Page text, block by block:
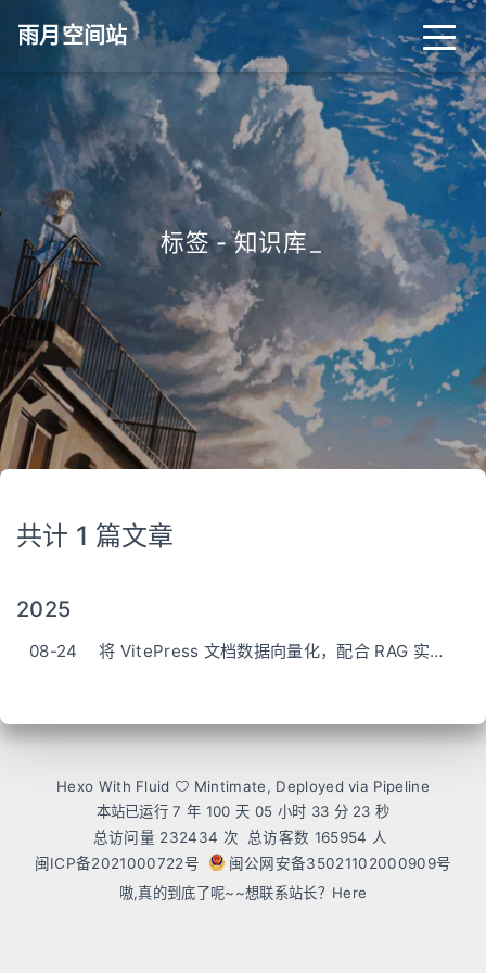
雨月空间站
标签 - 知识库_
共计 1 篇文章
2025
08-24 将 VitePress 文档数据向量化，配合 RAG 实现 AI 助手插件
Hexo With Fluid Mintimate, Deployed via Pipeline
本站已运行 7 年 100 天 05 小时 33 分 23 秒
总访问量 232434 次 总访客数 165954 人
闽ICP备2021000722号
闽公网安备35021102000909号
嗷,真的到底了呢~~想联系站长？ Here